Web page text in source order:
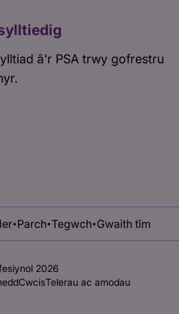
â'r PSA trwy gofrestru
• Parch•Tegwch• Gwaith tîm
2026
CwcisTelerau ac amodau